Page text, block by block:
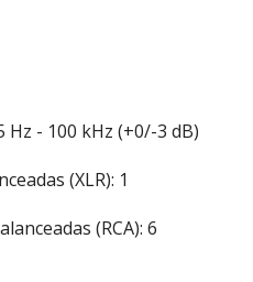
Hz - 100 kHz (+0/-3 dB)
(XLR): 1
(RCA): 6